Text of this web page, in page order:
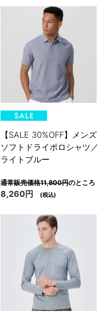
【SALE 30%OFF】メンズ
ソフトドライポロシャツ／
ライトブルー
通常販売価格11,800円のところ
8,260円 (税込)